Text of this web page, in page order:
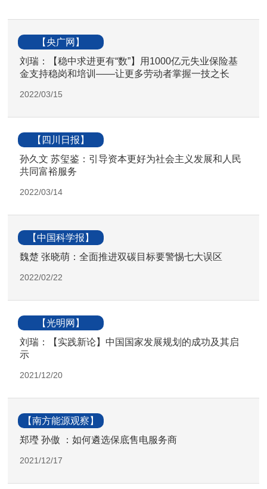
【央广网】
刘瑞：【稳中求进更有“数”】用1000亿元失业保险基
金支持稳岗和培训——让更多劳动者掌握一技之长
2022/03/15
【四川日报】
孙久文 苏玺鉴：引导资本更好为社会主义发展和人民
共同富裕服务
2022/03/14
【中国科学报】
魏楚 张晓萌：全面推进双碳目标要警惕七大误区
2022/02/22
【光明网】
刘瑞：【实践新论】中国国家发展规划的成功及其启
示
2021/12/20
【南方能源观察】
郑㼆 孙傲 ：如何遴选保底售电服务商
2021/12/17